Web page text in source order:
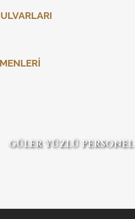
GÜLER YÜZLÜ PERSONEL